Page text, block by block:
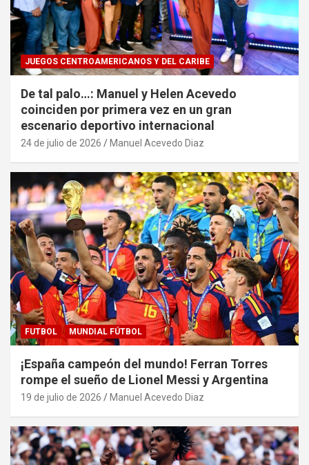
JUEGOS CENTROAMERICANOS Y DEL CARIBE
De tal palo…: Manuel y Helen Acevedo
coinciden por primera vez en un gran
escenario deportivo internacional
24 de julio de 2026 Manuel Acevedo Diaz
FUTBOL MUNDIAL FÚTBOL
¡España campeón del mundo! Ferran Torres
rompe el sueño de Lionel Messi y Argentina
19 de julio de 2026 Manuel Acevedo Diaz